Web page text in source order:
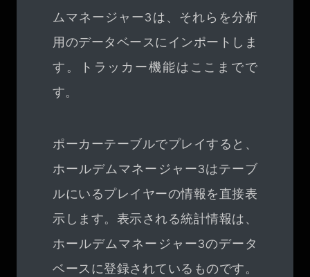
ムマネージャー3は、それらを分析
用のデータベースにインポートしま
す。トラッカー機能はここまでで
す。
ポーカーテーブルでプレイすると、
ホールデムマネージャー3はテーブ
ルにいるプレイヤーの情報を直接表
示します。表示される統計情報は、
ホールデムマネージャー3のデータ
ベースに登録されているものです。